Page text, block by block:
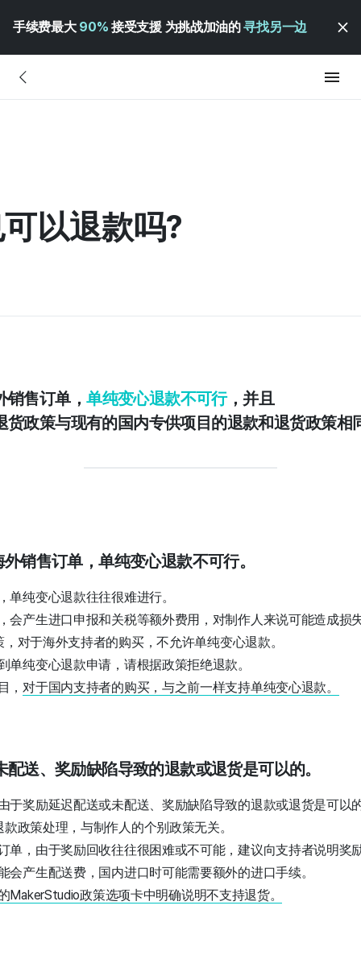
手续费最大 90% 接受支援 为挑战加油的寻找另一边
以退款吗?
销售订单，单纯变心退款不可行，并且
货政策与现有的国内专供项目的退款和退货政策相
销售订单，单纯变心退款不可行。
单纯变心退款往往很难进行。
会产生进口申报和关税等额外费用，对制作人来说可能造成损
对于海外支持者的购买，不允许单纯变心退款。
单纯变心退款申请，请根据政策拒绝退款。
，对于国内支持者的购买，与之前一样支持单纯变心退款。
送、奖励缺陷导致的退款或退货是可以的。
于奖励延迟配送或未配送、奖励缺陷导致的退款或退货是可以
政策处理，与制作人的个别政策无关。
单，由于奖励回收往往很困难或不可能，建议向支持者说明奖
会产生配送费，国内进口时可能需要额外的进口手续。
MakerStudio政策选项卡中明确说明不支持退货。